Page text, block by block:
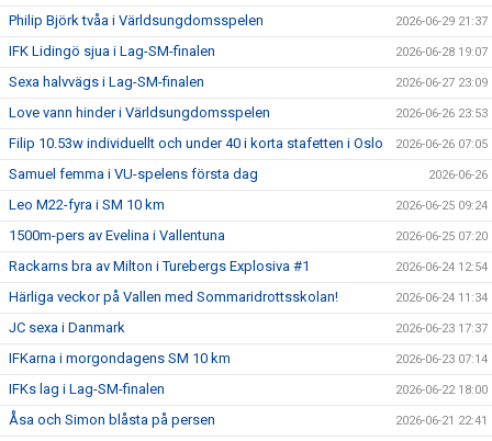
Philip Björk tvåa i Världsungdomsspelen 2026-06-29 21:37
IFK Lidingö sjua i Lag-SM-finalen 2026-06-28 19:07
Sexa halvvägs i Lag-SM-finalen 2026-06-27 23:09
Love vann hinder i Världsungdomsspelen 2026-06-26 23:53
Filip 10.53w individuellt och under 40 i korta stafetten i Oslo 2026-06-26 07:05
Samuel femma i VU-spelens första dag 2026-06-26
Leo M22-fyra i SM 10 km 2026-06-25 09:24
1500m-pers av Evelina i Vallentuna 2026-06-25 07:20
Rackarns bra av Milton i Turebergs Explosiva #1 2026-06-24 12:54
Härliga veckor på Vallen med Sommaridrottsskolan! 2026-06-24 11:34
JC sexa i Danmark 2026-06-23 17:37
IFKarna i morgondagens SM 10 km 2026-06-23 07:14
IFKs lag i Lag-SM-finalen 2026-06-22 18:00
Åsa och Simon blåsta på persen 2026-06-21 22:41